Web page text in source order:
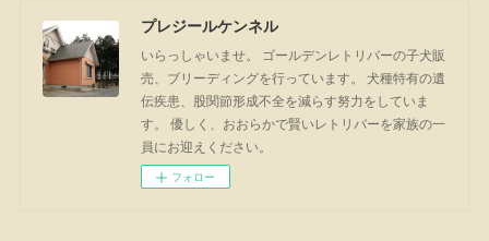
プレジールケンネル
いらっしゃいませ。 ゴールデンレトリバーの子犬販
売、ブリーディングを行っています。 犬種特有の遺
伝疾患、股関節形成不全を減らす努力をしていま
す。 優しく、おおらかで賢いレトリバーを家族の一
員にお迎えください。
フォロー